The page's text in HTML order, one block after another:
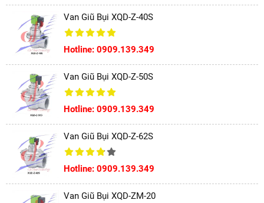
Van Giũ Bụi XQD-Z-40S
Hotline: 0909.139.349
Van Giũ Bụi XQD-Z-50S
Hotline: 0909.139.349
Van Giũ Bụi XQD-Z-62S
Hotline: 0909.139.349
Van Giũ Bụi XQD-ZM-20